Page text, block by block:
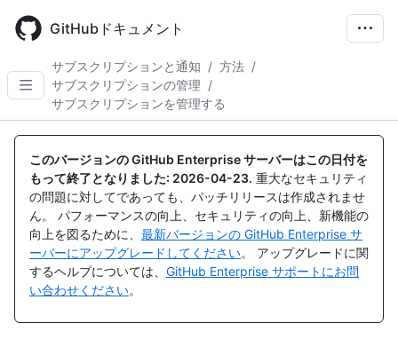
main
GitHubドキュメント
サブスクリプションと通知 / 方法 /
サブスクリプションの管理 /
サブスクリプションを管理する
このバージョンの GitHub Enterprise サーバーはこの日付を
もって終了となりました: 2026-04-23. 重大なセキュリティ
の問題に対してであっても、パッチリリースは作成されませ
ん。 パフォーマンスの向上、セキュリティの向上、新機能の
向上を図るために、 最新バージョンの GitHub Enterprise サ
ーバーにアップグレードしてください。 アップグレードに関
するヘルプについては、 GitHub Enterprise サポートにお問
い合わせください。